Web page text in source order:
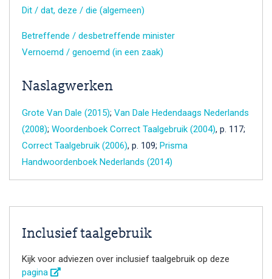
Dit / dat, deze / die (algemeen)
Betreffende / desbetreffende minister
Vernoemd / genoemd (in een zaak)
Naslagwerken
Grote Van Dale (2015); Van Dale Hedendaags Nederlands
(2008); Woordenboek Correct Taalgebruik (2004), p. 117;
Correct Taalgebruik (2006), p. 109; Prisma
Handwoordenboek Nederlands (2014)
Inclusief taalgebruik
Kijk voor adviezen over inclusief taalgebruik op deze
pagina